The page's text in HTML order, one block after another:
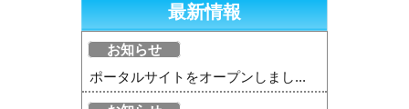
最新情報
お知らせ
ポータルサイトをオープンしまし...